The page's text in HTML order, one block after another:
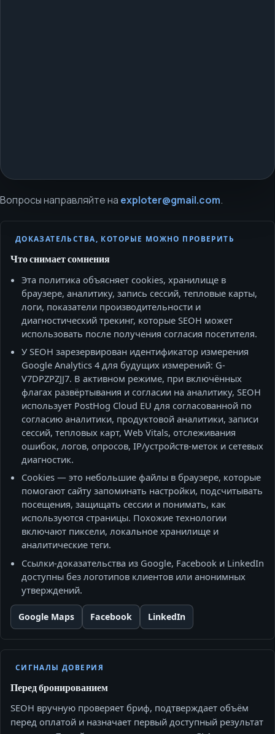
Вопросы направляйте на exploter@gmail.com.
ДОКАЗАТЕЛЬСТВА, КОТОРЫЕ МОЖНО ПРОВЕРИТЬ
Что снимает сомнения
Эта политика объясняет cookies, хранилище в
браузере, аналитику, запись сессий, тепловые карты,
логи, показатели производительности и
диагностический трекинг, которые SEOH может
использовать после получения согласия посетителя.
У SEOH зарезервирован идентификатор измерения
Google Analytics 4 для будущих измерений: G-
V7DPZPZJJ7. В активном режиме, при включённых
флагах развёртывания и согласии на аналитику, SEOH
использует PostHog Cloud EU для согласованной по
согласию аналитики, продуктовой аналитики, записи
сессий, тепловых карт, Web Vitals, отслеживания
ошибок, логов, опросов, IP/устройств-меток и сетевых
диагностик.
Cookies — это небольшие файлы в браузере, которые
помогают сайту запоминать настройки, подсчитывать
посещения, защищать сессии и понимать, как
используются страницы. Похожие технологии
включают пиксели, локальное хранилище и
аналитические теги.
Ссылки‑доказательства из Google, Facebook и LinkedIn
доступны без логотипов клиентов или анонимных
утверждений.
Google Maps Facebook LinkedIn
СИГНАЛЫ ДОВЕРИЯ
Перед бронированием
SEOH вручную проверяет бриф, подтверждает объём
перед оплатой и назначает первый доступный результат